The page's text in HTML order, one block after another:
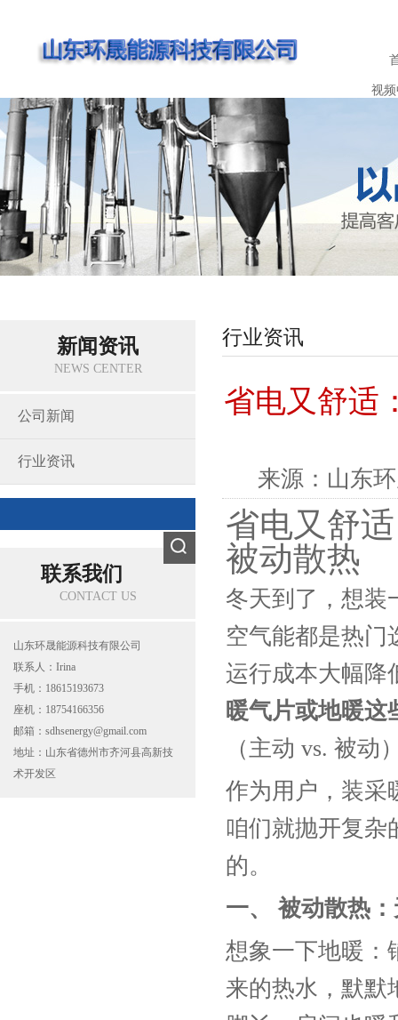
视
新闻资讯
NEWS CENTER
公司新闻
行业资讯
联系我们
CONTACT US
山东环晟能源科技有限公司
联系人：Irina
手机：18615193673
座机：18754166356
邮箱：sdhsenergy@gmail.com
地址：山东省德州市齐河县高新技
术开发区
行业资讯
省电又舒适
来源： 山东
省电又舒
被动散热
冬天到了，想装
空气能都是热门
运行成本大幅降
暖气片或地暖这
（主动 vs. 被动
作为用户，装采
咱们就抛开复杂
的。
一、
被动散热
想象一下地暖：
来的热水，默默